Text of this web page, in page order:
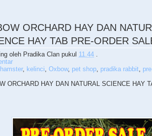
ORCHARD HAY DAN
HAY TAB PRE-ORDER
oleh Pradika Clan pukul 11.44 .
hamster, kelinci, Oxbow, pet shop, pradika rabbit,
ORCHARD HAY DAN NATURAL SCIENCE HAY